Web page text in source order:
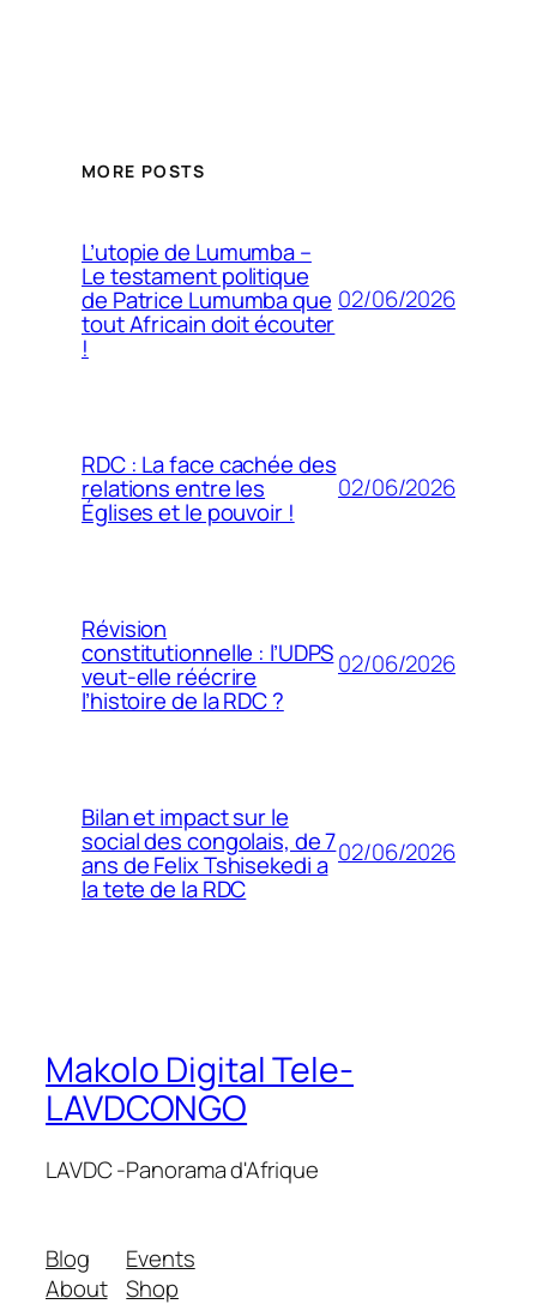
MORE POSTS
L’utopie de Lumumba –
Le testament politique
de Patrice Lumumba que
tout Africain doit écouter
!
02/06/2026
RDC : La face cachée des
relations entre les
Églises et le pouvoir !
02/06/2026
Révision
constitutionnelle : l’UDPS
veut-elle réécrire
l’histoire de la RDC ?
02/06/2026
Bilan et impact sur le
social des congolais, de 7
ans de Felix Tshisekedi a
la tete de la RDC
02/06/2026
Makolo Digital Tele-
LAVDCONGO
LAVDC -Panorama d'Afrique
Blog
About
Events
Shop